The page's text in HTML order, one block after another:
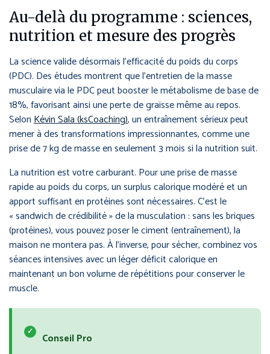
Au-delà du programme : sciences,
nutrition et mesure des progrès
La science valide désormais l’efficacité du poids du corps
(PDC). Des études montrent que l’entretien de la masse
musculaire via le PDC peut booster le métabolisme de base de
18%, favorisant ainsi une perte de graisse même au repos.
SelonKévin Sala (ksCoaching), un entraînement sérieux peut
mener à des transformations impressionnantes, comme une
prise de 7 kg de masse en seulement 3 mois si la nutrition suit.
La nutrition est votre carburant. Pour une prise de masse
rapide au poids du corps, un surplus calorique modéré et un
apport suffisant en protéines sont nécessaires. C’est le
« sandwich de crédibilité » de la musculation : sans les briques
(protéines), vous pouvez poser le ciment (entraînement), la
maison ne montera pas. À l’inverse, pour sécher, combinez vos
séances intensives avec un léger déficit calorique en
maintenant un bon volume de répétitions pour conserver le
muscle.
✓
Conseil Pro